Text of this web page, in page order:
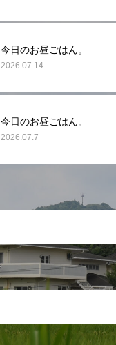
今日のお昼ごはん。
2026.07.14
今日のお昼ごはん。
2026.07.7